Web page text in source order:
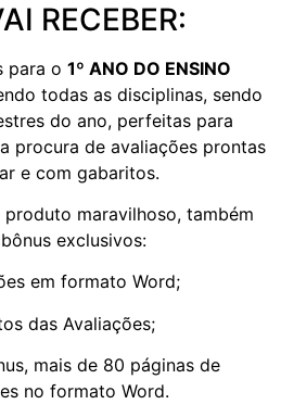
RECEBER:
para o 1º ANO DO ENSINO
todas as disciplinas, sendo
do ano, perfeitas para
procura de avaliações prontas
e com gabaritos.
maravilhoso, também
exclusivos:
em formato Word;
das Avaliações;
mais de 80 páginas de
no formato Word.